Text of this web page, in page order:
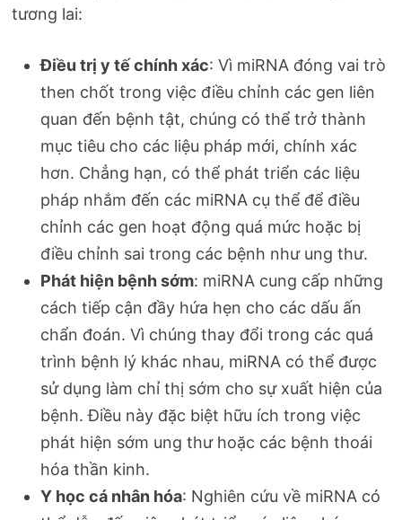
tương lai:
Điều trị y tế chính xác: Vì miRNA đóng vai trò
then chốt trong việc điều chỉnh các gen liên
quan đến bệnh tật, chúng có thể trở thành
mục tiêu cho các liệu pháp mới, chính xác
hơn. Chẳng hạn, có thể phát triển các liệu
pháp nhắm đến các miRNA cụ thể để điều
chỉnh các gen hoạt động quá mức hoặc bị
điều chỉnh sai trong các bệnh như ung thư.
Phát hiện bệnh sớm: miRNA cung cấp những
cách tiếp cận đầy hứa hẹn cho các dấu ấn
chẩn đoán. Vì chúng thay đổi trong các quá
trình bệnh lý khác nhau, miRNA có thể được
sử dụng làm chỉ thị sớm cho sự xuất hiện của
bệnh. Điều này đặc biệt hữu ích trong việc
phát hiện sớm ung thư hoặc các bệnh thoái
hóa thần kinh.
Y học cá nhân hóa: Nghiên cứu về miRNA có